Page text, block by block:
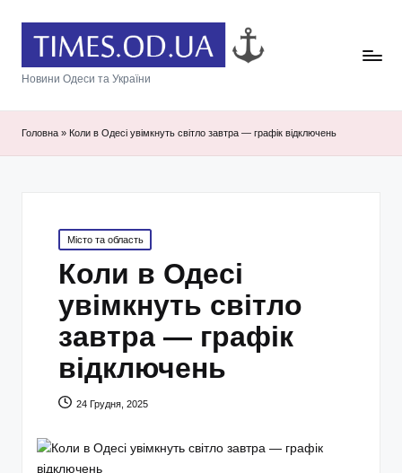
Новини Одеси та України
Головна » Коли в Одесі увімкнуть світло завтра — графік відключень
Posted
in
Місто та область
Коли в Одесі
увімкнуть світло
завтра — графік
відключень
24 Грудня, 2025